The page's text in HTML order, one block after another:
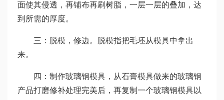
面使其侵透，再铺布再刷树脂，一层一层的叠加，达
到所需的厚度。
三：脱模，修边。脱模指把毛坯从模具中拿出
来。
四：制作玻璃钢模具，从石膏模具做来的玻璃钢
产品打磨修补处理完美后，再复制一个玻璃钢模具以